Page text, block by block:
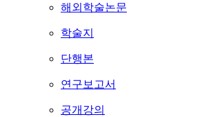
해외학술논문
학술지
단행본
연구보고서
공개강의